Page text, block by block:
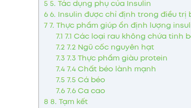
55. Tác dụng phụ của Insulin
66. Insulin được chỉ định trong điều trị
77. Thực phẩm giúp ổn định lượng
7.1 7.1 Các loại rau không chứa tinh
7.27.2 Ngũ cốc nguyên hạt
7.37.3 Thực phẩm giàu protein
7.47.4 Chất béo lành mạnh
7.57.5 Cá béo
7.67.6 Ca cao
8 8. Tạm kết